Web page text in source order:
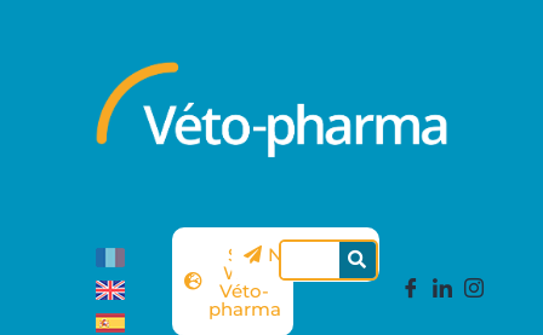
Site
Web
Véto-
pharma
Newsletter